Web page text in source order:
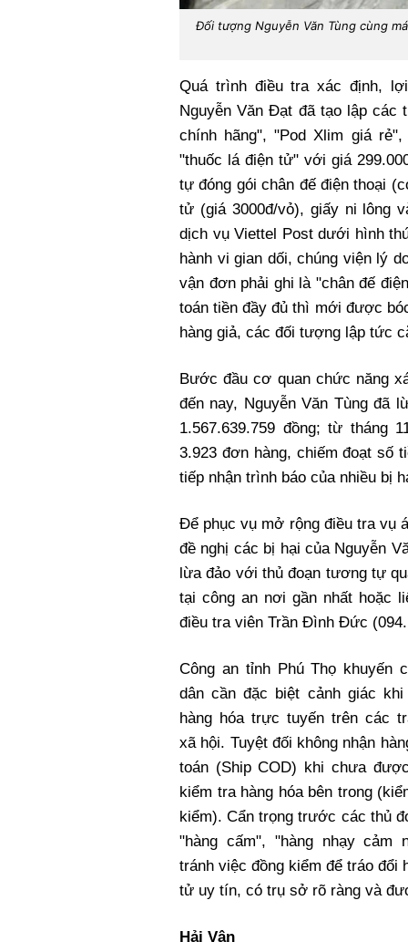
Đối tượng Nguyễn Văn Tùng cùng
Quá trình điều tra xác định,
Nguyễn Văn Đạt đã tạo lập các
chính hãng", "Pod Xlim giá
"thuốc lá điện tử" với giá
tự đóng gói chân đế điện thoại
tử (giá 3000đ/vỏ), giấy ni lông
dịch vụ Viettel Post dưới hình
hành vi gian dối, chúng viện lý
vận đơn phải ghi là "chân đế
toán tiền đầy đủ thì mới được
hàng giả, các đối tượng lập tức
Bước đầu cơ quan chức năng
đến nay, Nguyễn Văn Tùng đã
1.567.639.759 đồng; từ tháng
3.923 đơn hàng, chiếm đoạt số
tiếp nhận trình báo của nhiều bị
Để phục vụ mở rộng điều tra vụ
đề nghị các bị hại của Nguyễn
lừa đảo với thủ đoạn tương tự
tại công an nơi gần nhất hoặc
điều tra viên Trần Đình Đức
Công an tỉnh Phú Thọ khuyến
dân cần đặc biệt cảnh giác khi
hàng hóa trực tuyến trên các
xã hội. Tuyệt đối không nhận
toán (Ship COD) khi chưa
kiểm tra hàng hóa bên trong
kiểm). Cẩn trọng trước các thủ
"hàng cấm", "hàng nhạy cảm
tránh việc đồng kiểm để tráo đổi
tử uy tín, có trụ sở rõ ràng và
Hải Vân